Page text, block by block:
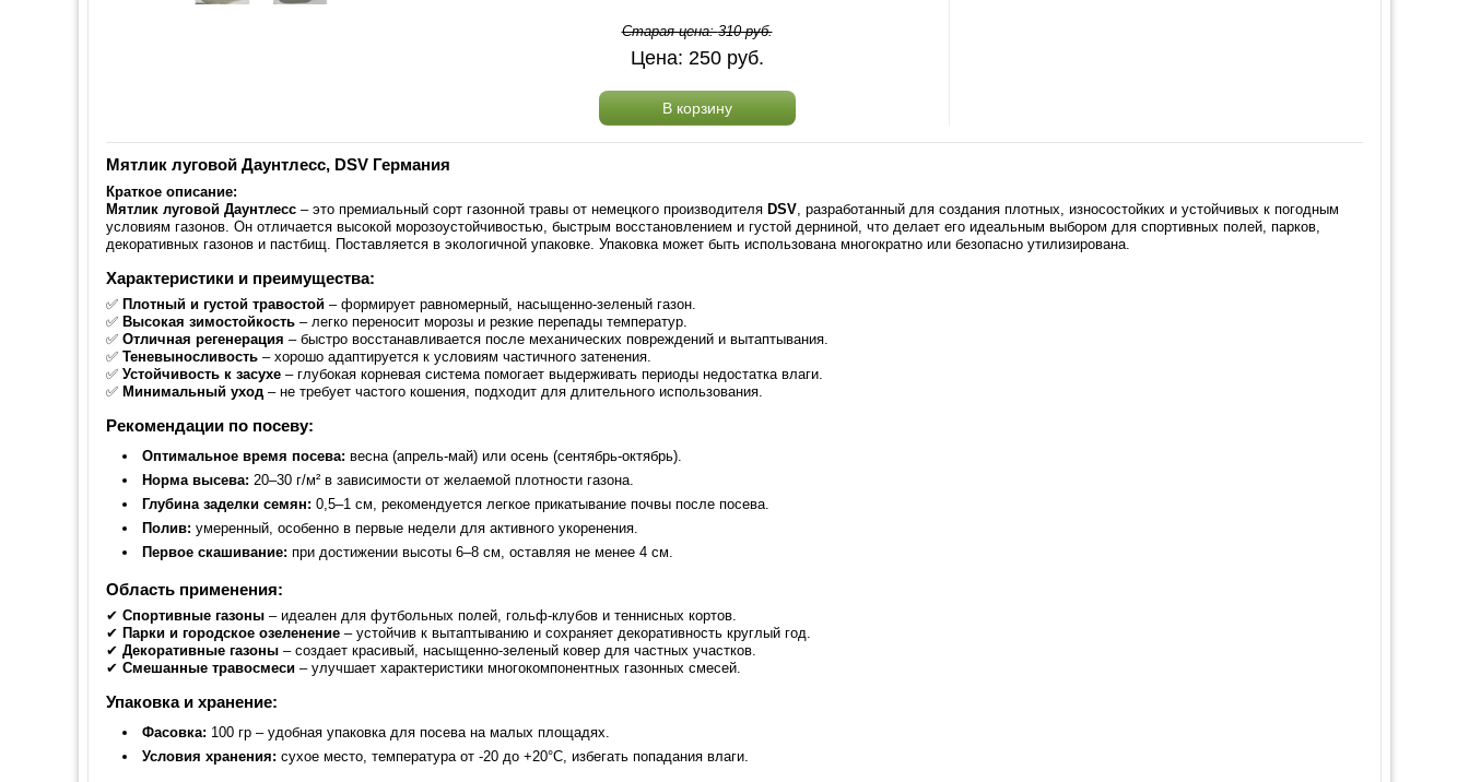
Старая цена:310руб.
Цена: 250руб.
В корзину
Мятлик луговой Даунтлесс, DSV Германия
Краткое описание:
Мятлик луговой Даунтлесс – это премиальный сорт газонной травы от немецкого производителя DSV , разработанный для создания плотных, износостойких и устойчивых к погодным
условиям газонов. Он отличается высокой морозоустойчивостью, быстрым восстановлением и густой дерниной, что делает его идеальным выбором для спортивных полей, парков,
декоративных газонов и пастбищ. Поставляется в экологичной упаковке. Упаковка может быть использована многократно или безопасно утилизирована.
Характеристики и преимущества:
✅ Плотный и густой травостой – формирует равномерный, насыщенно-зеленый газон.
✅ Высокая зимостойкость – легко переносит морозы и резкие перепады температур.
✅ Отличная регенерация – быстро восстанавливается после механических повреждений и вытаптывания.
✅ Теневыносливость – хорошо адаптируется к условиям частичного затенения.
✅ Устойчивость к засухе – глубокая корневая система помогает выдерживать периоды недостатка влаги.
✅ Минимальный уход – не требует частого кошения, подходит для длительного использования.
Рекомендации по посеву:
Оптимальное время посева: весна (апрель-май) или осень (сентябрь-октябрь).
Норма высева: 20–30 г/м² в зависимости от желаемой плотности газона.
Глубина заделки семян: 0,5–1 см, рекомендуется легкое прикатывание почвы после посева.
Полив: умеренный, особенно в первые недели для активного укоренения.
Первое скашивание: при достижении высоты 6–8 см, оставляя не менее 4 см.
Область применения:
✔ Спортивные газоны – идеален для футбольных полей, гольф-клубов и теннисных кортов.
✔ Парки и городское озеленение – устойчив к вытаптыванию и сохраняет декоративность круглый год.
✔ Декоративные газоны – создает красивый, насыщенно-зеленый ковер для частных участков.
✔ Смешанные травосмеси – улучшает характеристики многокомпонентных газонных смесей.
Упаковка и хранение:
Фасовка: 100 гр – удобная упаковка для посева на малых площадях.
Условия хранения: сухое место, температура от -20 до +20°C, избегать попадания влаги.